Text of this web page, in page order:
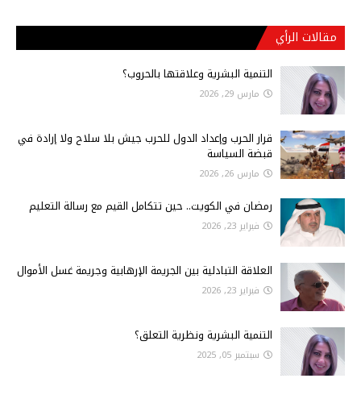
مقالات الرأي
التنمية البشرية وعلاقتها بالحروب؟
مارس 29, 2026
قرار الحرب وإعداد الدول للحرب جيش بلا سلاح ولا إرادة في
قبضة السياسة
مارس 26, 2026
رمضان في الكويت.. حين تتكامل القيم مع رسالة التعليم
فبراير 23, 2026
العلاقة التبادلية بين الجريمة الإرهابية وجريمة غسل الأموال
فبراير 23, 2026
التنمية البشرية ونظرية التعلق؟
سبتمبر 05, 2025